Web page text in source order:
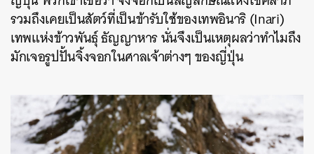
รวมถึงเคยเป็นสัตว์ที่เป็นข้ารับใช้ของเทพอินาริ (Inari)
เทพแห่งข้าวพันธุ์ ธัญญาหาร นั่นจึงเป็นเหตุผลว่าทำไมถึง
มักเจอรูปปั้นจิ้งจอกในศาลเจ้าต่างๆ ของญี่ปุ่น